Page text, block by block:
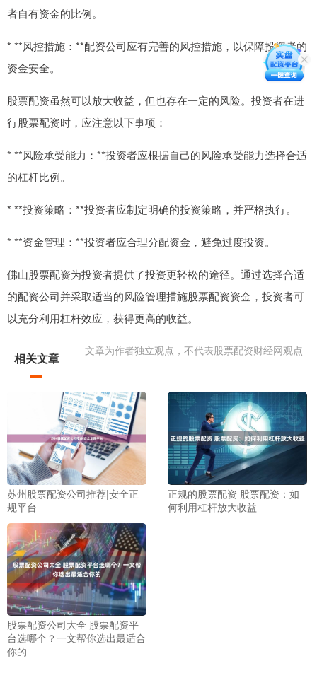
者自有资金的比例。
* **风控措施：**配资公司应有完善的风控措施，以保障投资者的
资金安全。
股票配资虽然可以放大收益，但也存在一定的风险。投资者在进
行股票配资时，应注意以下事项：
* **风险承受能力：**投资者应根据自己的风险承受能力选择合适
的杠杆比例。
* **投资策略：**投资者应制定明确的投资策略，并严格执行。
* **资金管理：**投资者应合理分配资金，避免过度投资。
佛山股票配资为投资者提供了投资更轻松的途径。通过选择合适
的配资公司并采取适当的风险管理措施股票配资资金，投资者可
以充分利用杠杆效应，获得更高的收益。
文章为作者独立观点，不代表股票配资财经网观点
相关文章
苏州股票配资公司推荐|安全正
规平台
正规的股票配资 股票配资：如
何利用杠杆放大收益
股票配资公司大全 股票配资平
台选哪个？一文帮你选出最适合
你的